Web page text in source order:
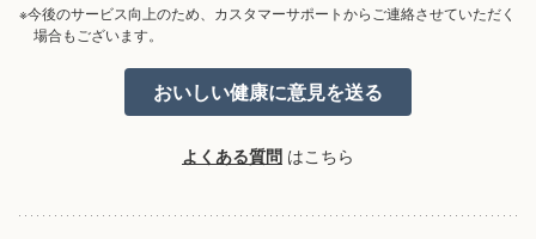
※今後のサービス向上のため、カスタマーサポートからご連絡させていただく
場合もございます。
よくある質問 はこちら